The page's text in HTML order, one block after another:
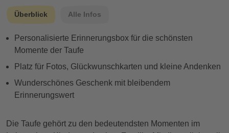
Überblick Alle Infos
Personalisierte Erinnerungsbox für die schönsten
Momente der Taufe
Platz für Fotos, Glückwunschkarten und kleine Andenken
Wunderschönes Geschenk mit bleibendem
Erinnerungswert
Die Taufe gehört zu den bedeutendsten Momenten im